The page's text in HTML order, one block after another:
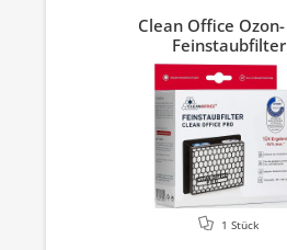
Clean Office
Feinstaubfilter
1 Stück